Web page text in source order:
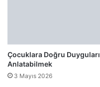
Çocuklara Doğru Duyguları
Anlatabilmek
3 Mayıs 2026